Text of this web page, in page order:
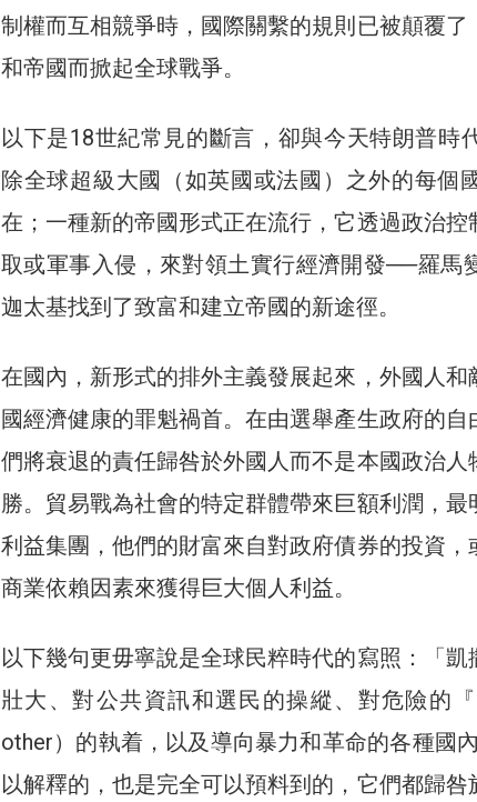
制權而互相競爭時，國際關繫的規則已被顛覆
和帝國而掀起全球戰爭。
以下是18世紀常見的斷言，卻與今天特朗普時
除全球超級大國（如英國或法國）之外的每個
在；一種新的帝國形式正在流行，它透過政治
取或軍事入侵，來對領土實行經濟開發──羅馬
迦太基找到了致富和建立帝國的新途徑。
在國內，新形式的排外主義發展起來，外國人
國經濟健康的罪魁禍首。在由選舉產生政府的自
們將衰退的責任歸咎於外國人而不是本國政治
勝。貿易戰為社會的特定群體帶來巨額利潤，
利益集團，他們的財富來自對政府債券的投資
商業依賴因素來獲得巨大個人利益。
以下幾句更毋寧說是全球民粹時代的寫照：「
壯大、對公共資訊和選民的操縱、對危險的
other）的執着，以及導向暴力和革命的各種國
以解釋的，也是完全可以預料到的，它們都歸咎